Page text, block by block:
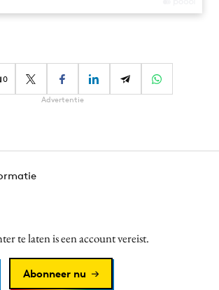
0
Advertentie
te laten is een account vereist.
Abonneer nu